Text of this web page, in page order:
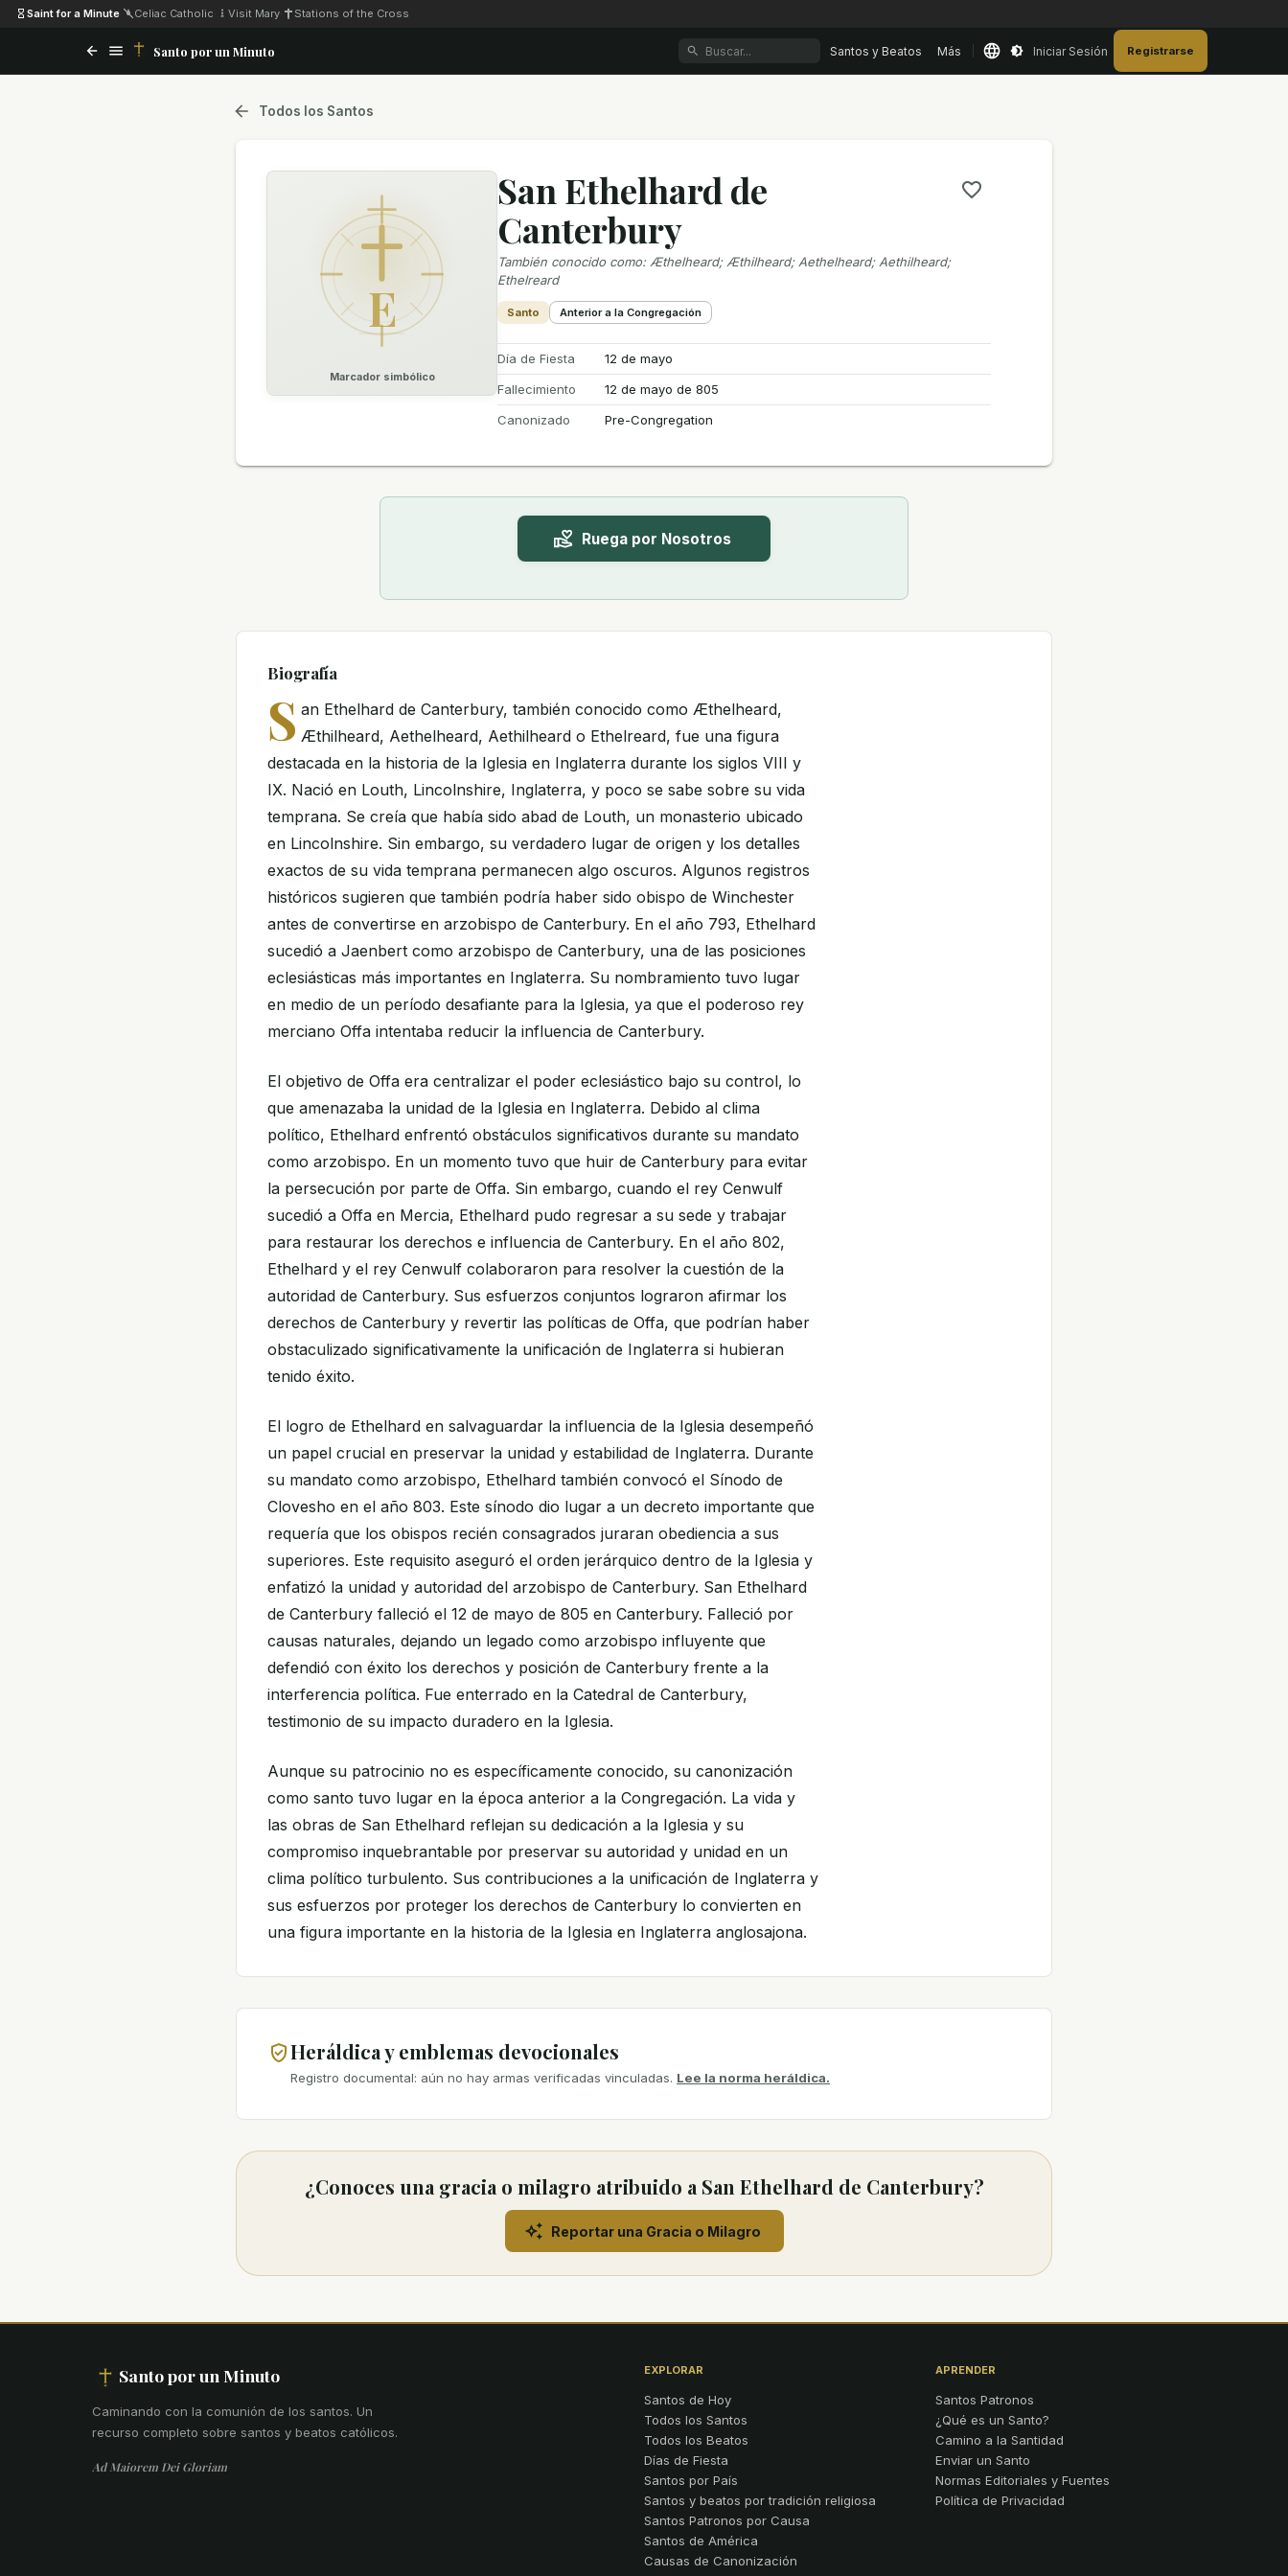
Saint for a Minute Celiac Catholic Visit Mary Stations of the Cross
Santo por un Minuto Santos y Beatos Más Iniciar Sesión Registrarse
Todos los Santos
E
Marcador simbólico
San Ethelhard de
Canterbury
También conocido como: Æthelheard; Æthilheard; Aethelheard; Aethilheard;
Ethelreard
Santo Anterior a la Congregación
Día de Fiesta
12 de mayo
Fallecimiento
12 de mayo de 805
Canonizado
Pre-Congregation
Ruega por Nosotros
Biografía
S an Ethelhard de Canterbury, también conocido como Æthelheard,
Æthilheard, Aethelheard, Aethilheard o Ethelreard, fue una figura
destacada en la historia de la Iglesia en Inglaterra durante los siglos VIII y
IX. Nació en Louth, Lincolnshire, Inglaterra, y poco se sabe sobre su vida
temprana. Se creía que había sido abad de Louth, un monasterio ubicado
en Lincolnshire. Sin embargo, su verdadero lugar de origen y los detalles
exactos de su vida temprana permanecen algo oscuros. Algunos registros
históricos sugieren que también podría haber sido obispo de Winchester
antes de convertirse en arzobispo de Canterbury. En el año 793, Ethelhard
sucedió a Jaenbert como arzobispo de Canterbury, una de las posiciones
eclesiásticas más importantes en Inglaterra. Su nombramiento tuvo lugar
en medio de un período desafiante para la Iglesia, ya que el poderoso rey
merciano Offa intentaba reducir la influencia de Canterbury.
El objetivo de Offa era centralizar el poder eclesiástico bajo su control, lo
que amenazaba la unidad de la Iglesia en Inglaterra. Debido al clima
político, Ethelhard enfrentó obstáculos significativos durante su mandato
como arzobispo. En un momento tuvo que huir de Canterbury para evitar
la persecución por parte de Offa. Sin embargo, cuando el rey Cenwulf
sucedió a Offa en Mercia, Ethelhard pudo regresar a su sede y trabajar
para restaurar los derechos e influencia de Canterbury. En el año 802,
Ethelhard y el rey Cenwulf colaboraron para resolver la cuestión de la
autoridad de Canterbury. Sus esfuerzos conjuntos lograron afirmar los
derechos de Canterbury y revertir las políticas de Offa, que podrían haber
obstaculizado significativamente la unificación de Inglaterra si hubieran
tenido éxito.
El logro de Ethelhard en salvaguardar la influencia de la Iglesia desempeñó
un papel crucial en preservar la unidad y estabilidad de Inglaterra. Durante
su mandato como arzobispo, Ethelhard también convocó el Sínodo de
Clovesho en el año 803. Este sínodo dio lugar a un decreto importante que
requería que los obispos recién consagrados juraran obediencia a sus
superiores. Este requisito aseguró el orden jerárquico dentro de la Iglesia y
enfatizó la unidad y autoridad del arzobispo de Canterbury. San Ethelhard
de Canterbury falleció el 12 de mayo de 805 en Canterbury. Falleció por
causas naturales, dejando un legado como arzobispo influyente que
defendió con éxito los derechos y posición de Canterbury frente a la
interferencia política. Fue enterrado en la Catedral de Canterbury,
testimonio de su impacto duradero en la Iglesia.
Aunque su patrocinio no es específicamente conocido, su canonización
como santo tuvo lugar en la época anterior a la Congregación. La vida y
las obras de San Ethelhard reflejan su dedicación a la Iglesia y su
compromiso inquebrantable por preservar su autoridad y unidad en un
clima político turbulento. Sus contribuciones a la unificación de Inglaterra y
sus esfuerzos por proteger los derechos de Canterbury lo convierten en
una figura importante en la historia de la Iglesia en Inglaterra anglosajona.
Heráldica y emblemas devocionales
Registro documental: aún no hay armas verificadas vinculadas. Lee la norma heráldica.
¿Conoces una gracia o milagro atribuido a San Ethelhard de Canterbury?
Reportar una Gracia o Milagro
Santo por un Minuto
Caminando con la comunión de los santos. Un
recurso completo sobre santos y beatos católicos.
Ad Maiorem Dei Gloriam
EXPLORAR
Santos de Hoy
Todos los Santos
Todos los Beatos
Días de Fiesta
Santos por País
Santos y beatos por tradición religiosa
Santos Patronos por Causa
Santos de América
Causas de Canonización
APRENDER
Santos Patronos
¿Qué es un Santo?
Camino a la Santidad
Enviar un Santo
Normas Editoriales y Fuentes
Política de Privacidad